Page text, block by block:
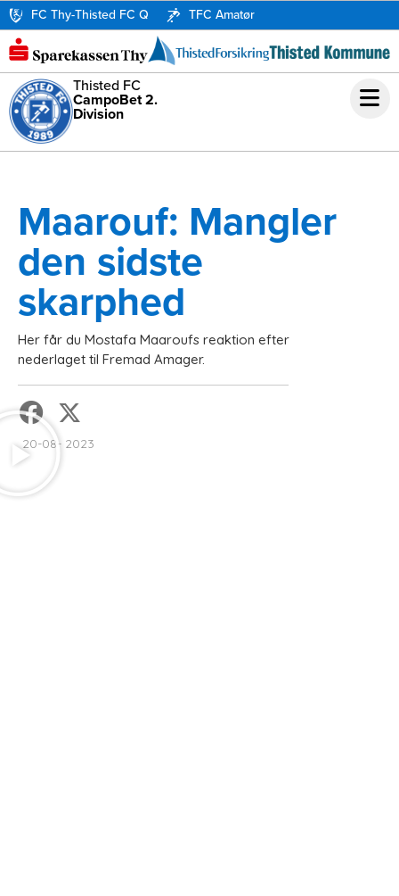
FC Thy-Thisted FC Q TFC Amatør
Thisted FC
CampoBet 2.
Division
Maarouf: Mangler
den sidste
skarphed
Her får du Mostafa Maaroufs reaktion efter
nederlaget til Fremad Amager.
20-08- 2023